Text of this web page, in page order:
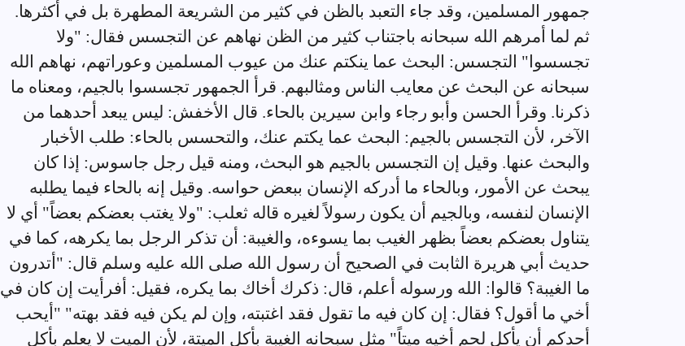
جمهور المسلمين، وقد جاء التعبد بالظن في كثير من الشريعة المطهرة بل في أكثرها.
ثم لما أمرهم الله سبحانه باجتناب كثير من الظن نهاهم عن التجسس فقال: "ولا
تجسسوا" التجسس: البحث عما ينكتم عنك من عيوب المسلمين وعوراتهم، نهاهم الله
سبحانه عن البحث عن معايب الناس ومثالبهم. قرأ الجمهور تجسسوا بالجيم، ومعناه ما
ذكرنا. وقرأ الحسن وأبو رجاء وابن سيرين بالحاء. قال الأخفش: ليس يبعد أحدهما من
الآخر، لأن التجسس بالجيم: البحث عما يكتم عنك، والتحسس بالحاء: طلب الأخبار
والبحث عنها. وقيل إن التجسس بالجيم هو البحث، ومنه قيل رجل جاسوس: إذا كان
يبحث عن الأمور، وبالحاء ما أدركه الإنسان ببعض حواسه. وقيل إنه بالحاء فيما يطلبه
الإنسان لنفسه، وبالجيم أن يكون رسولاً لغيره قاله ثعلب: "ولا يغتب بعضكم بعضاً" أي لا
يتناول بعضكم بعضاً بظهر الغيب بما يسوءه، والغيبة: أن تذكر الرجل بما يكرهه، كما في
حديث أبي هريرة الثابت في الصحيح أن رسول الله صلى الله عليه وسلم قال: "أتدرون
ما الغيبة؟ قالوا: الله ورسوله أعلم، قال: ذكرك أخاك بما يكره، فقيل: أفرأيت إن كان في
أخي ما أقول؟ فقال: إن كان فيه ما تقول فقد اغتبته، وإن لم يكن فيه فقد بهته" "أيحب
أحدكم أن يأكل لحم أخيه ميتاً" مثل سبحانه الغيبة بأكل الميتة، لأن الميت لا يعلم بأكل